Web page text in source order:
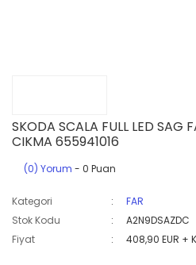
SKODA SCALA FULL LED SAG
CIKMA 655941016
(0) Yorum - 0 Puan
Kategori
FAR
Stok Kodu
A2N9DSAZDC
Fiyat
408,90 EUR +